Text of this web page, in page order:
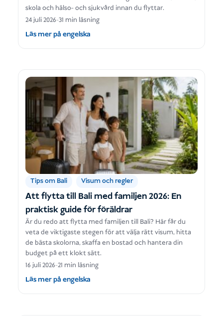
skola och hälso- och sjukvård innan du flyttar.
24 juli 2026-31 min läsning
Läs mer på engelska
Tips om Bali Visum och regler
Att flytta till Bali med familjen 2026: En
praktisk guide för föräldrar
Är du redo att flytta med familjen till Bali? Här får du
veta de viktigaste stegen för att välja rätt visum, hitta
de bästa skolorna, skaffa en bostad och hantera din
budget på ett klokt sätt.
16 juli 2026-21 min läsning
Läs mer på engelska